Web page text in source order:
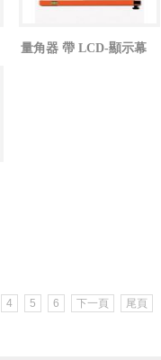
量角器 帶 LCD-顯示幕
4 5 6 下一頁 尾頁